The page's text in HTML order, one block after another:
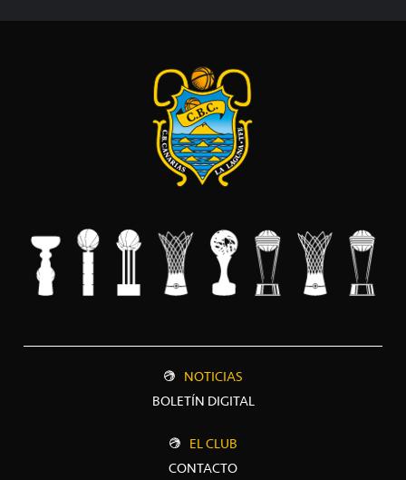
NOTICIAS
BOLETÍN DIGITAL
EL CLUB
CONTACTO